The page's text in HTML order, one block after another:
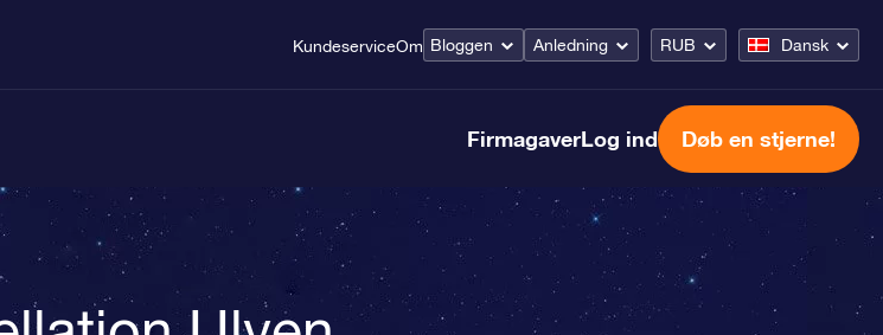
KundeserviceOm Bloggen Anledning RUB Dansk
FirmagaverLog ind Døb en stjerne!